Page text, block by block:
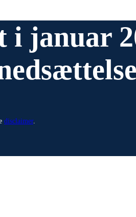
januar
disclaimer.